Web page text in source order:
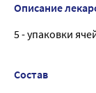
Описание
5 - упаковки
Состав